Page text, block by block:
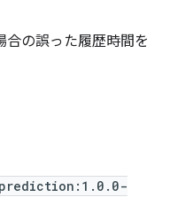
の誤った履歴時間を